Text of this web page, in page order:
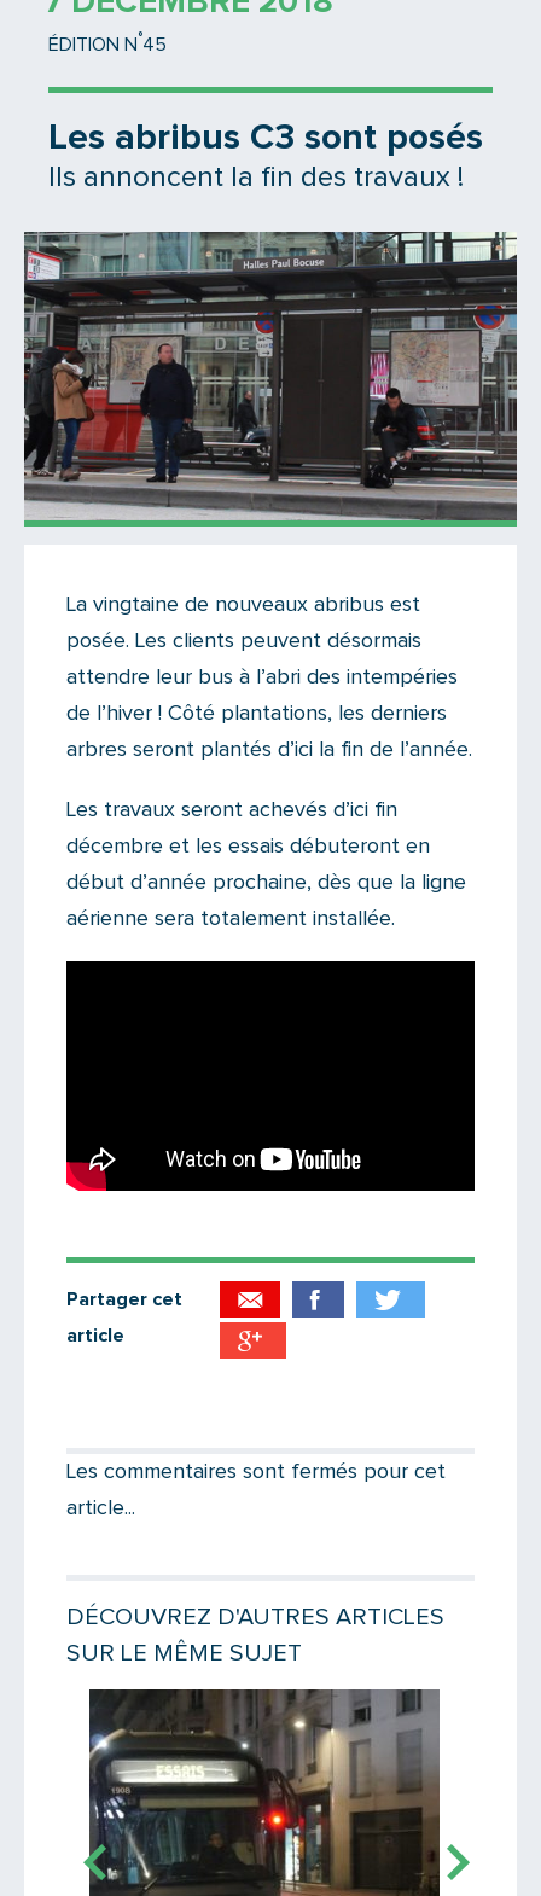
ÉDITION N °45
Les abribus C3 sont posés
Ils annoncent la fin des travaux !
Il n'y a aucun commentaire...
Ajoutez le vôtre
La vingtaine de nouveaux abribus est
posée. Les clients peuvent désormais
attendre leur bus à l’abri des intempéries
de l’hiver ! Côté plantations, les derniers
arbres seront plantés d’ici la fin de l’année.
Les travaux seront achevés d’ici fin
décembre et les essais débuteront en
début d’année prochaine, dès que la ligne
aérienne sera totalement installée.
Partager cet
article
Message
Les commentaires sont fermés pour cet
article...
DÉCOUVREZ D'AUTRES ARTICLES
SUR LE MÊME SUJET
Lire la suite